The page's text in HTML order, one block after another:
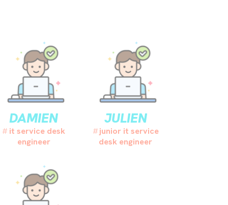
DAMIEN
it service desk
engineer
JULIEN
junior it service
desk engineer